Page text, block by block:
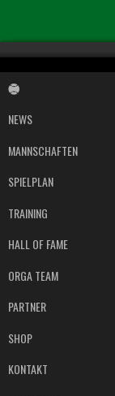
Inhalt
NEWS
MANNSCHAFTEN
SPIELPLAN
TRAINING
HALL OF FAME
ORGA TEAM
PARTNER
SHOP
KONTAKT